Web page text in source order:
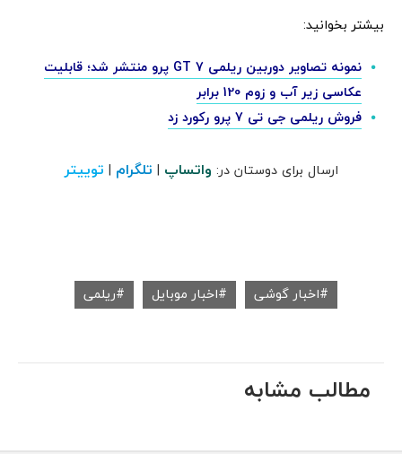
بیشتر بخوانید:
نمونه تصاویر دوربین ریلمی GT 7 پرو منتشر شد؛ قابلیت
عکاسی زیر آب و زوم 120 برابر
فروش ریلمی جی تی 7 پرو رکورد زد
ارسال برای دوستان در: واتساپ | تلگرام | توییتر
اخبار گوشی اخبار موبایل ریلمی
مطالب مشابه